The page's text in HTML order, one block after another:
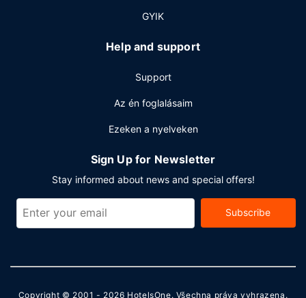
GYIK
Help and support
Support
Az én foglalásaim
Ezeken a nyelveken
Sign Up for Newsletter
Stay informed about news and special offers!
Subscribe
Copyright © 2001 - 2026 HotelsOne. Všechna práva vyhrazena.